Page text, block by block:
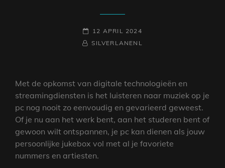
GEPLAATST
OP
12 APRIL 2024
NAAMREGEL
BYLINE
SILVERLANENL
Met de opkomst van digitale technologieën en
streamingdiensten is het luisteren naar muziek op je
pc nog nooit zo eenvoudig en gevarieerd geweest.
Of je nu aan het werk bent, aan het studeren bent of
gewoon wilt ontspannen, je pc kan dienen als jouw
persoonlijke jukebox vol met al je favoriete
nummers en artiesten.